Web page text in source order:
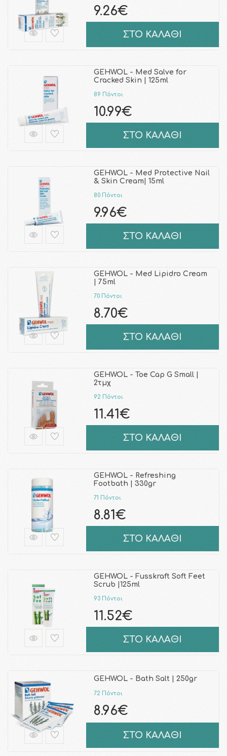
9.26€
ΣΤΟ ΚΑΛΑΘΙ
GEHWOL - Med Salve for
Cracked Skin | 125ml
89 Πόντοι
10.99€
ΣΤΟ ΚΑΛΑΘΙ
GEHWOL - Med Protective Nail
& Skin Cream| 15ml
80 Πόντοι
9.96€
ΣΤΟ ΚΑΛΑΘΙ
GEHWOL - Med Lipidro Cream
| 75ml
70 Πόντοι
8.70€
ΣΤΟ ΚΑΛΑΘΙ
GEHWOL - Toe Cap G Small |
2τμχ
92 Πόντοι
11.41€
ΣΤΟ ΚΑΛΑΘΙ
GEHWOL - Refreshing
Footbath | 330gr
71 Πόντοι
8.81€
ΣΤΟ ΚΑΛΑΘΙ
GEHWOL - Fusskraft Soft Feet
Scrub |125ml
93 Πόντοι
11.52€
ΣΤΟ ΚΑΛΑΘΙ
GEHWOL - Bath Salt | 250gr
72 Πόντοι
8.96€
ΣΤΟ ΚΑΛΑΘΙ